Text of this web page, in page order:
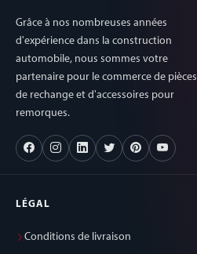
Grâce à nos nombreuses années
d'expérience dans la construction
automobile, nous sommes votre
partenaire pour le commerce de pièces
de rechange et d'accessoires pour
remorques.
LÉGAL
Conditions de livraison